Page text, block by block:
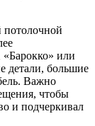
потолочной
или
детали, большие
Важно
чтобы
и подчеркивал